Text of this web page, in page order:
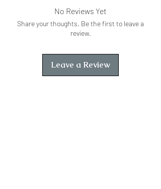
No Reviews Yet
Share your thoughts. Be the first to leave a
review.
Leave a Review